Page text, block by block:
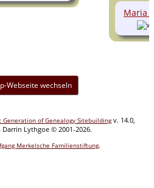
Maria
Webseite wechseln
Generation of Genealogy Sitebuildingv. 14.0,
Lythgoe © 2001-2026.
Merkelsche Familienstiftung.